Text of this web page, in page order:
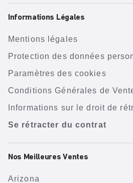
Informations Légales
Mentions légales
Protection des données
Paramètres des cookies
Conditions Générales de
Informations sur le droit de
Se rétracter du contrat
Nos Meilleures Ventes
Arizona